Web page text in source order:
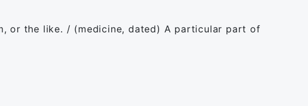
or the like. / (medicine, dated) A particular part of